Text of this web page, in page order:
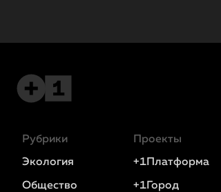
Рубрики
Экология
Общество
Проекты
+1Платформа
+1Город